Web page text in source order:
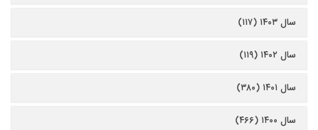
سال ۱۴۰۳ (۱۱۷)
سال ۱۴۰۲ (۱۱۹)
سال ۱۴۰۱ (۳۸۰)
سال ۱۴۰۰ (۴۶۶)